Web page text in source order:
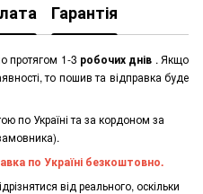
Гарантія
протягом 1-3 робочих днів . Якщо
то пошив та відправка буде
по Україні та за кордоном за
по Україні безкоштовно.
від реального, оскільки